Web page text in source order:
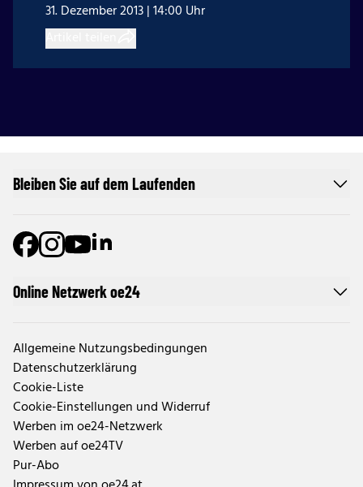
31. Dezember 2013 | 14:00 Uhr
Online Netzwerk oe24
Allgemeine Nutzungsbedingungen
Datenschutzerklärung
Cookie-Liste
Cookie-Einstellungen und Widerruf
Werben im oe24-Netzwerk
Werben auf oe24TV
Pur-Abo
Bleiben Sie auf dem Laufenden